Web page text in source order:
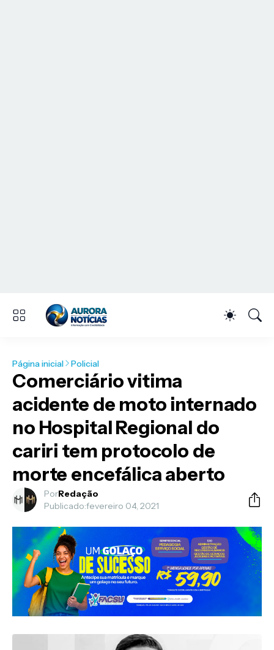
Página inicial Policial
Comerciário vitima
acidente de moto internado
no Hospital Regional do
cariri tem protocolo de
morte encefálica aberto
PorRedação
Publicado:fevereiro 04, 2021